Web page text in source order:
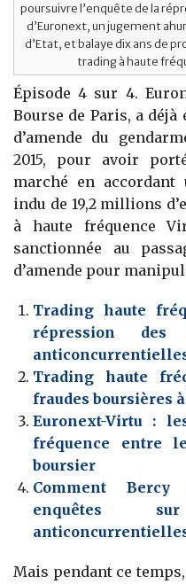
poursuivre l’enquête de la
d’Euronext, un jugement
d’Etat, et balaye dix ans de
trading à haute
Épisode 4 sur 4.
Bourse de Paris, a
d’amende du
2015, pour avoir
marché en accordant
indu de 19,2 millions
à haute fréquence
sanctionnée au
d’amende pour
Trading haute
répression des
Trading haute
fraudes boursières
Euronext-Virtu :
fréquence entre
boursier
Comment
enquêtes
Mais pendant ce